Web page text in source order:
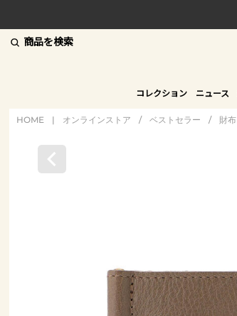
商品を検索
コレクション ニュース
HOME | オンラインストア / ベストセラー / 財布